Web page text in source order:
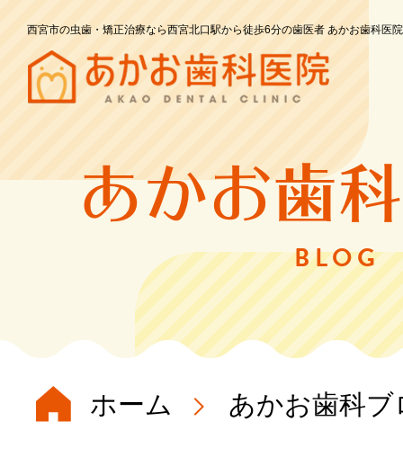
西宮市の虫歯・矯正治療なら西宮北口駅から徒歩6分の歯医者 あかお歯科医院
ホーム
初めての方へ
あかお歯
BLOG
ホーム あかお歯科ブ